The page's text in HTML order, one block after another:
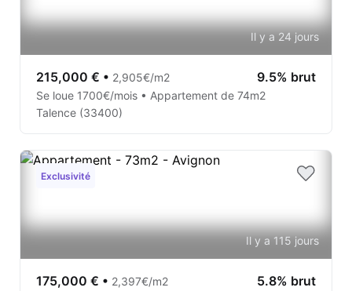
Il y a 24 jours
215,000 € • 2,905€/m2 9.5% brut
Se loue 1700€/mois • Appartement de 74m2
Talence (33400)
Exclusivité
Il y a 115 jours
175,000 € • 2,397€/m2 5.8% brut